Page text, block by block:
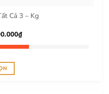
Cả 3 – Kg
₫